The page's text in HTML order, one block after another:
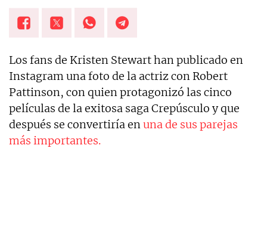
Los fans de Kristen Stewart han publicado en
Instagram una foto de la actriz con Robert
Pattinson, con quien protagonizó las cinco
películas de la exitosa saga Crepúsculo y que
después se convertiría enuna de sus parejas
más importantes.